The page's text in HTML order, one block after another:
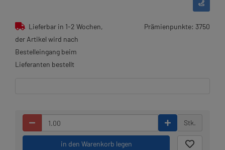
Lieferbar in 1-2 Wochen,
der Artikel wird nach
Bestelleingang beim
Lieferanten bestellt
Prämienpunkte: 3750
Stk.
in den Warenkorb legen